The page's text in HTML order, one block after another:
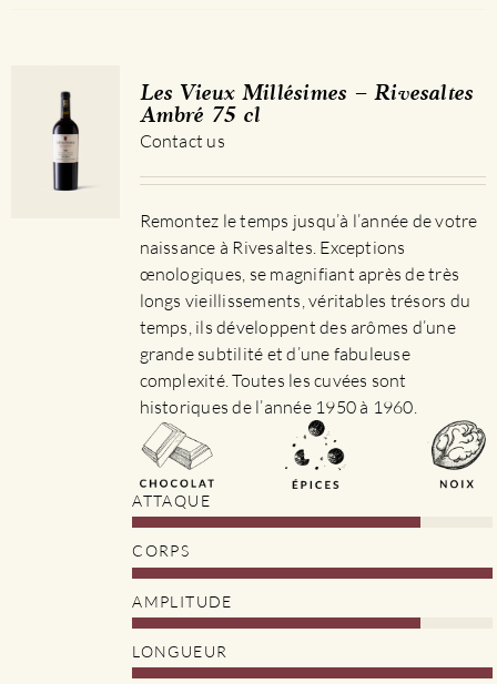
options
choisies
sur
la
page
du
produit
Les Vieux Millésimes – Rivesaltes
Ambré 75 cl
Contact us
Remontez le temps jusqu’à l’année de votre
naissance à Rivesaltes. Exceptions
œnologiques, se magnifiant après de très
longs vieillissements, véritables trésors du
temps, ils développent des arômes d’une
grande subtilité et d’une fabuleuse
complexité. Toutes les cuvées sont
historiques de l’année 1950 à 1960.
ATTAQUE
CORPS
AMPLITUDE
LONGUEUR